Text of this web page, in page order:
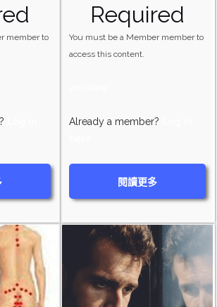
member to
Required
You must be a Member member to
access this content.
Already a member?
閱讀更多